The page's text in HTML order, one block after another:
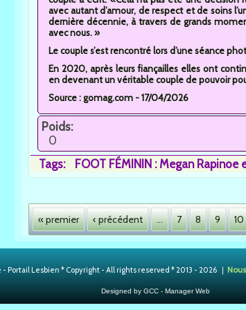
avec autant d’amour, de respect et de soins
dernière décennie, à travers de grands
avec nous. »
Le couple s’est rencontré lors d’une séance
En 2020, après leurs fiançailles elles ont
en devenant un véritable couple de pouvoir
Source : gomag.com - 17/04/2026
Poids:
0
Tags:
FOOT FÉMININ : Megan Rapinoe
Pages
« premier ‹ précédent … 7 8 9 10
- Portail Lesbien * Copyright - All rights reserved * 2013 - 2026 ❘
Designed by GCC - Manager Web